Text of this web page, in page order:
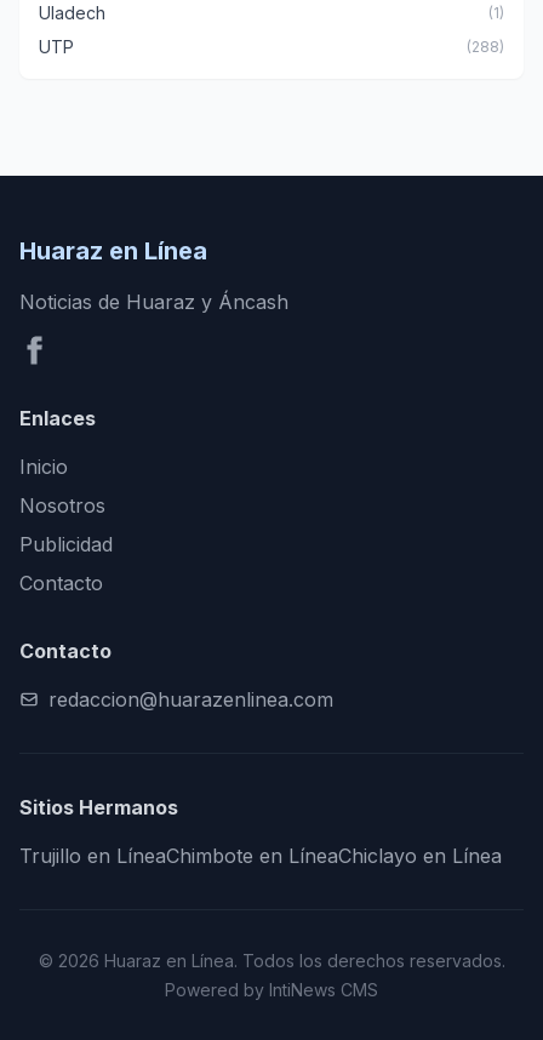
Uladech (1)
UTP (288)
Huaraz en Línea
Noticias de Huaraz y Áncash
Enlaces
Inicio
Nosotros
Publicidad
Contacto
Contacto
redaccion@huarazenlinea.com
Sitios Hermanos
Trujillo en LíneaChimbote en LíneaChiclayo en Línea
© 2026 Huaraz en Línea. Todos los derechos reservados.
Powered by IntiNews CMS